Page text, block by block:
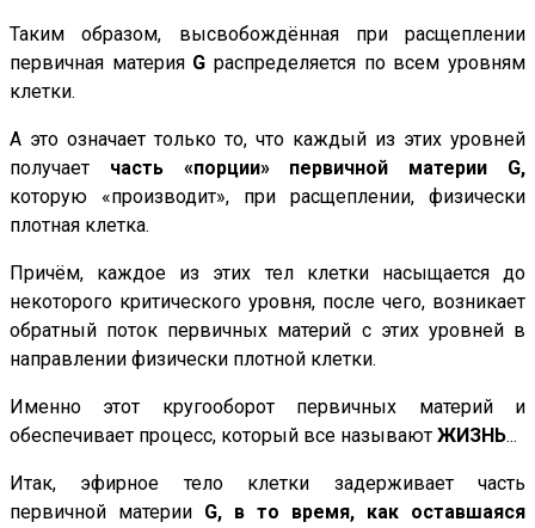
Таким образом, высвобождённая при расщеплении
первичная материяGраспределяется по всем уровням
клетки.
А это означает только то, что каждый из этих уровней
получает часть «порции» первичной материи G,
которую «производит», при расщеплении, физически
плотная клетка.
Причём, каждое из этих тел клетки насыщается до
некоторого критического уровня, после чего, возникает
обратный поток первичных материй с этих уровней в
направлении физически плотной клетки.
Именно этот кругооборот первичных материй и
обеспечивает процесс, который все называют ЖИЗНЬ...
Итак, эфирное тело клетки задерживает часть
первичной материи G, в то время, как оставшаяся